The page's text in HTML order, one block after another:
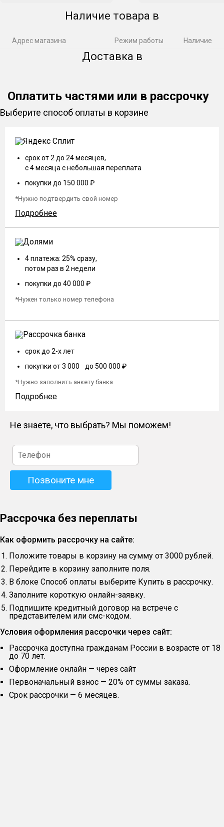
Наличие товара в
Адрес магазина Режим работы Наличие
Доставка в
Оплатить частями или в рассрочку
Выберите способ оплаты в корзине
срок от 2 до 24 месяцев,
с 4 месяца с небольшая переплата
покупки до 150 000 ₽
*Нужно подтвердить свой номер
Подробнее
4 платежа: 25% сразу,
потом раз в 2 недели
покупки до 40 000 ₽
*Нужен только номер телефона
срок до 2-х лет
покупки от 3 000 до 500 000 ₽
*Нужно заполнить анкету банка
Подробнее
Не знаете, что выбрать? Мы поможем!
Рассрочка без переплаты
Как оформить рассрочку на сайте:
Положите товары в корзину на сумму от 3000 рублей.
Перейдите в корзину заполните поля.
В блоке Способ оплаты выберите Купить в рассрочку.
Заполните короткую онлайн-заявку.
Подпишите кредитный договор на встрече с
представителем или смс-кодом.
Условия оформления рассрочки через сайт:
Рассрочка доступна гражданам России в возрасте от 18
до 70 лет.
Оформление онлайн — через сайт
Первоначальный взнос — 20% от суммы заказа.
Срок рассрочки — 6 месяцев.